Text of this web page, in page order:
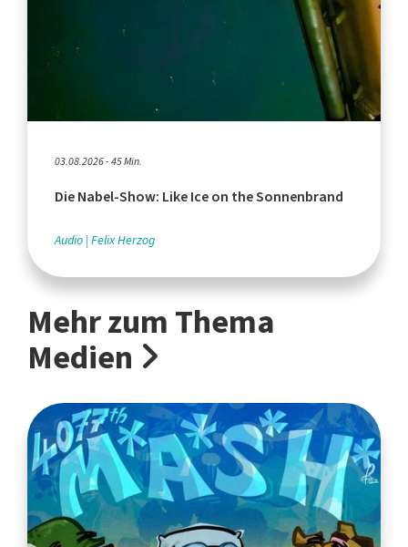
03.08.2026 - 45 Min.
Die Nabel-Show: Like Ice on the Sonnenbrand
Audio Felix Herzog
Mehr zum Thema
Medien